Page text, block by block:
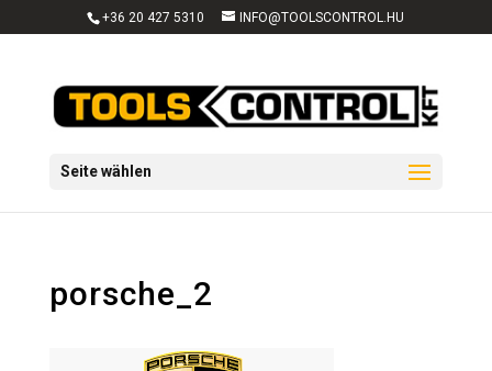
+36 20 427 5310 INFO@TOOLSCONTROL.HU
Seite wählen
porsche_2